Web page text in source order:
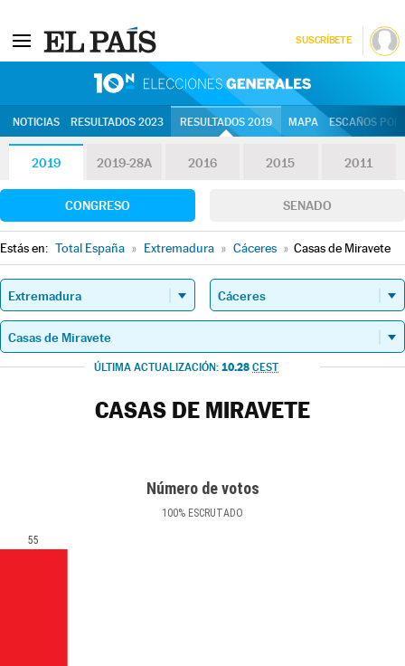
SUSCRÍBETE
NOTICIAS RESULTADOS 2023 RESULTADOS 2019 MAPA ESCAÑOS
2019 2019-28A 2016 2015 2011
CONGRESO SENADO
Estás en: Total España » Extremadura » Cáceres » Casas de Miravete
ÚLTIMA ACTUALIZACIÓN: 10.28 CEST
CASAS DE MIRAVETE
Número de votos
100% ESCRUTADO
55